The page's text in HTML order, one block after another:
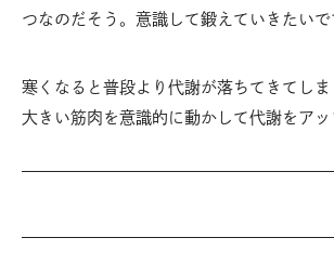
つなのだそう。意識して鍛えていきたいで
寒くなると普段より代謝が落ちてきてし
大きい筋肉を意識的に動かして代謝をアッ